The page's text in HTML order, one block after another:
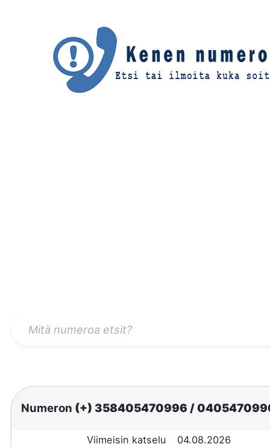
Numeron (+) 358405470996/
Viimeisin katselu
04.08.2026